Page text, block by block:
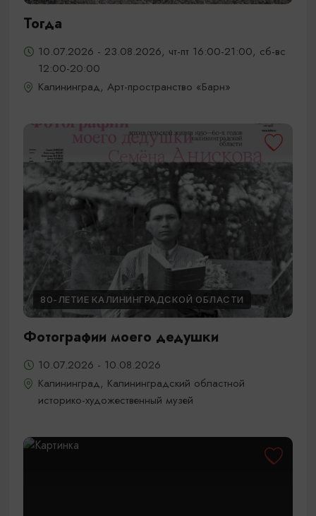
Тогда
10.07.2026 - 23.08.2026, чт-пт 16:00-21:00, сб-вс
12:00-20:00
Калининград, Арт-пространство «Барн»
80-ЛЕТИЕ КАЛИНИНГРАДСКОЙ ОБЛАСТИ
Фотографии моего дедушки
10.07.2026 - 10.08.2026
Калининград, Калининградский областной
историко-художественный музей